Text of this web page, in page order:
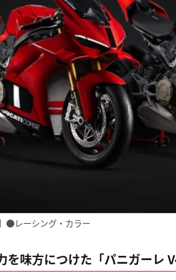
●レーシング・カラー
味方につけた「パニガーレ